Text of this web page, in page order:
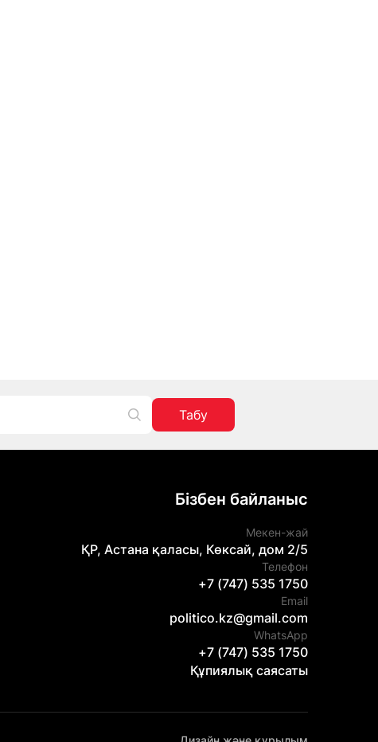
Табу
Бізбен байланыс
Мекен-жай
ҚР, Астана қаласы, Көксай, дом 2/5
Телефон
+7 (747) 535 1750
Email
politico.kz@gmail.com
WhatsApp
+7 (747) 535 1750
Құпиялық саясаты